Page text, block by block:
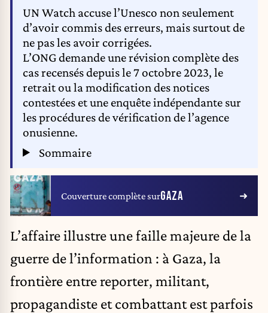
UN Watch accuse l’Unesco non seulement
d’avoir commis des erreurs, mais surtout de
ne pas les avoir corrigées.
L’ONG demande une révision complète des
cas recensés depuis le 7 octobre 2023, le
retrait ou la modification des notices
contestées et une enquête indépendante sur
les procédures de vérification de l’agence
onusienne.
Sommaire
Couverture complète surGAZA
L’affaire illustre une faille majeure de la
guerre de l’information : à Gaza, la
frontière entre reporter, militant,
propagandiste et combattant est parfois